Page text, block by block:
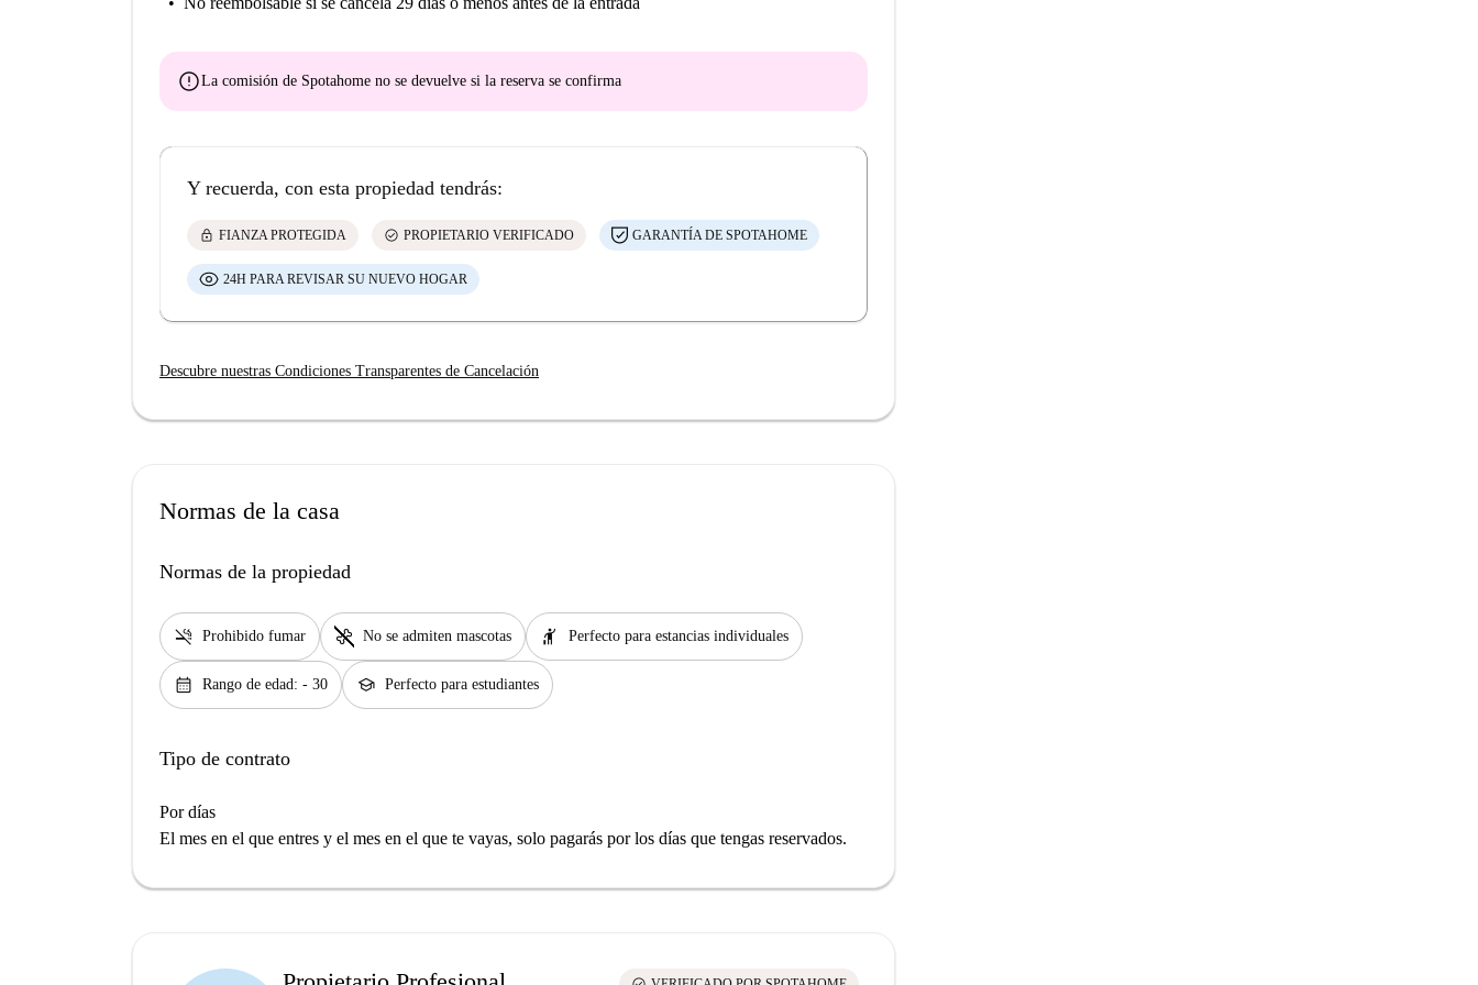
errorLa comisión de Spotahome no se devuelve si la reserva se confirma
Y recuerda, con esta propiedad tendrás:
lock FIANZA PROTEGIDA check_circle PROPIETARIO VERIFICADO GARANTÍA DE SPOTAHOME
24H PARA REVISAR SU NUEVO HOGAR
Descubre nuestras Condiciones Transparentes de Cancelación
Normas de la casa
Normas de la propiedad
smoke_free Prohibido fumar pet_supplies No se admiten mascotas hail Perfecto para estancias individuales
calendar_month Rango de edad: - 30 school Perfecto para estudiantes
Tipo de contrato
Por días
El mes en el que entres y el mes en el que te vayas, solo pagarás por los días que tengas reservados.